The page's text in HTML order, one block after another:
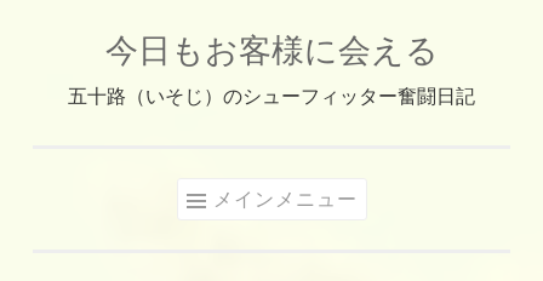
今日もお客様に会える
五十路（いそじ）のシューフィッター奮闘日記
メインメニュー